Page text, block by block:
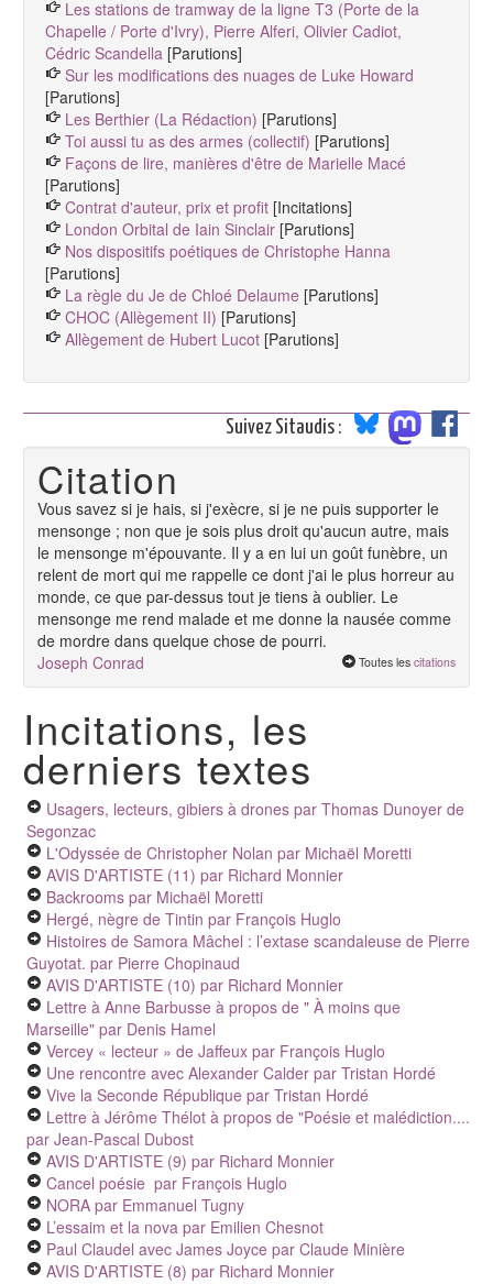
Les stations de tramway de la ligne T3 (Porte de la
Chapelle / Porte d'Ivry), Pierre Alferi, Olivier Cadiot,
Cédric Scandella [Parutions]
Sur les modifications des nuages de Luke Howard
[Parutions]
Les Berthier (La Rédaction) [Parutions]
Toi aussi tu as des armes (collectif) [Parutions]
Façons de lire, manières d'être de Marielle Macé
[Parutions]
Contrat d'auteur, prix et profit [Incitations]
London Orbital de Iain Sinclair [Parutions]
Nos dispositifs poétiques de Christophe Hanna
[Parutions]
La règle du Je de Chloé Delaume [Parutions]
CHOC (Allègement II) [Parutions]
Allègement de Hubert Lucot [Parutions]
Suivez Sitaudis :
Citation
Vous savez si je hais, si j'exècre, si je ne puis supporter le
mensonge ; non que je sois plus droit qu'aucun autre, mais
le mensonge m'épouvante. Il y a en lui un goût funèbre, un
relent de mort qui me rappelle ce dont j'ai le plus horreur au
monde, ce que par-dessus tout je tiens à oublier. Le
mensonge me rend malade et me donne la nausée comme
de mordre dans quelque chose de pourri.
Joseph Conrad
Toutes les citations
Incitations, les
derniers textes
Usagers, lecteurs, gibiers à drones par Thomas Dunoyer de
Segonzac
L'Odyssée de Christopher Nolan par Michaël Moretti
AVIS D'ARTISTE (11) par Richard Monnier
Backrooms par Michaël Moretti
Hergé, nègre de Tintin par François Huglo
Histoires de Samora Mâchel : l’extase scandaleuse de Pierre
Guyotat. par Pierre Chopinaud
AVIS D'ARTISTE (10) par Richard Monnier
Lettre à Anne Barbusse à propos de " À moins que
Marseille" par Denis Hamel
Vercey « lecteur » de Jaffeux par François Huglo
Une rencontre avec Alexander Calder par Tristan Hordé
Vive la Seconde République par Tristan Hordé
Lettre à Jérôme Thélot à propos de "Poésie et malédiction....
par Jean-Pascal Dubost
AVIS D'ARTISTE (9) par Richard Monnier
Cancel poésie par François Huglo
NORA par Emmanuel Tugny
L’essaim et la nova par Emilien Chesnot
Paul Claudel avec James Joyce par Claude Minière
AVIS D'ARTISTE (8) par Richard Monnier